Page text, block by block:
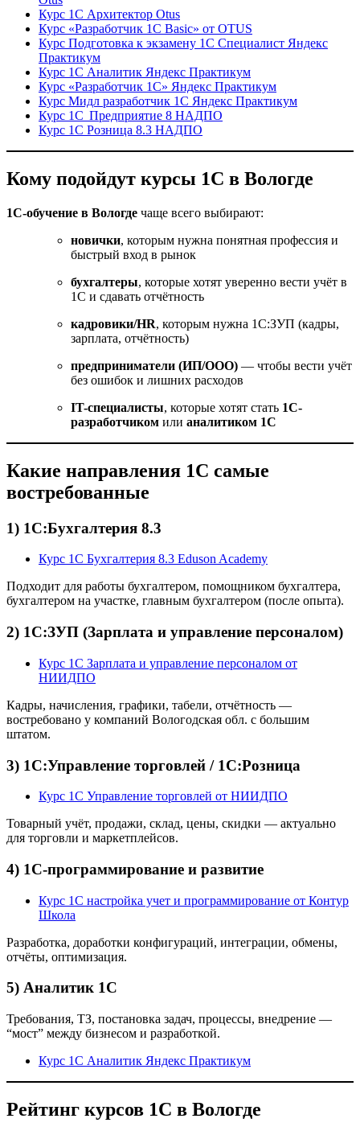
Курс 1С Архитектор Otus
Курс «Разработчик 1С Basic» от OTUS
Курс Подготовка к экзамену 1С Специалист Яндекс
Практикум
Курс 1С Аналитик Яндекс Практикум
Курс «Разработчик 1С» Яндекс Практикум
Курс Мидл разработчик 1С Яндекс Практикум
Курс 1С Предприятие 8 НАДПО
Курс 1С Розница 8.3 НАДПО
Кому подойдут курсы 1С в Вологде
1С-обучение в Вологде чаще всего выбирают:
новички, которым нужна понятная профессия и
быстрый вход в рынок
бухгалтеры, которые хотят уверенно вести учёт в
1С и сдавать отчётность
кадровики/HR, которым нужна 1С:ЗУП (кадры,
зарплата, отчётность)
предприниматели (ИП/ООО) — чтобы вести учёт
без ошибок и лишних расходов
IT-специалисты, которые хотят стать 1С-
разработчиком или аналитиком 1С
Какие направления 1С самые
востребованные
1) 1С:Бухгалтерия 8.3
Курс 1С Бухгалтерия 8.3 Eduson Academy
Подходит для работы бухгалтером, помощником бухгалтера,
бухгалтером на участке, главным бухгалтером (после опыта).
2) 1С:ЗУП (Зарплата и управление персоналом)
Курс 1С Зарплата и управление персоналом от
НИИДПО
Кадры, начисления, графики, табели, отчётность —
востребовано у компаний Вологодская обл. с большим
штатом.
3) 1С:Управление торговлей / 1С:Розница
Курс 1С Управление торговлей от НИИДПО
Товарный учёт, продажи, склад, цены, скидки — актуально
для торговли и маркетплейсов.
4) 1С-программирование и развитие
Курс 1С настройка учет и программирование от Контур
Школа
Разработка, доработки конфигураций, интеграции, обмены,
отчёты, оптимизация.
5) Аналитик 1С
Требования, ТЗ, постановка задач, процессы, внедрение —
“мост” между бизнесом и разработкой.
Курс 1С Аналитик Яндекс Практикум
Рейтинг курсов 1С в Вологде